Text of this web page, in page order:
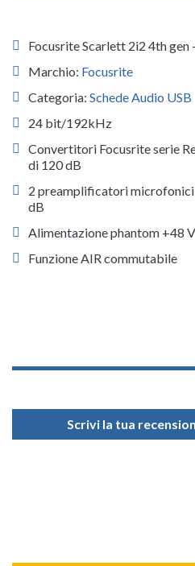
Focusrite Scarlett 2i2 4th
Marchio: Focusrite
Categoria: Schede Audio USB
24 bit/192kHz
Convertitori Focusrite serie
di 120 dB
2 preamplificatori
dB
Alimentazione phantom +48 V
Funzione AIR commutabile
Scrivi la tua